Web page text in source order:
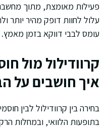
פעילות מאומצת, מתוך
עלול לחוות דופק מהיר יותר
עומס לבבי דווקא בזמן מאמץ.
קרוודילול מול
איך חושבים על
בחירה בין קרוודילול לבין
בתופעות הלוואי, ובמחלות